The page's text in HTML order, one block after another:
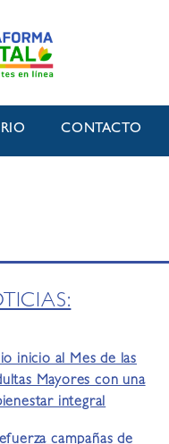
CONTACTO
inicio al Mes de las
Mayores con una
integral
campañas de